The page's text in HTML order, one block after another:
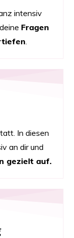
intensiv
Fragen
In diesen
an dir und
gezielt auf.